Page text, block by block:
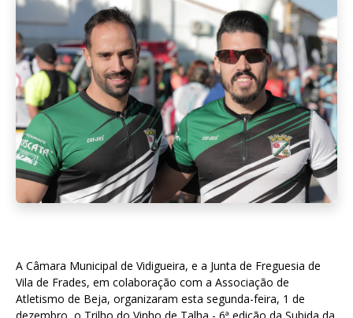
A Câmara Municipal de Vidigueira, e a Junta de Freguesia de
Vila de Frades, em colaboração com a Associação de
Atletismo de Beja, organizaram esta segunda-feira, 1 de
dezembro, o Trilho do Vinho de Talha - 6ª edição da Subida da